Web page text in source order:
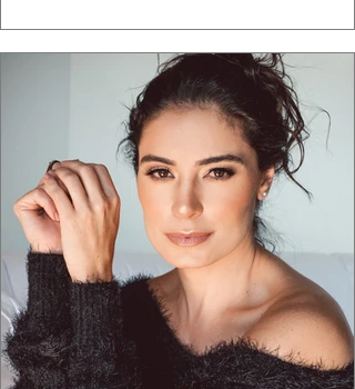
estruturas geométricas, volumes
aquele concreto aparente típico da
arquitetura paulistana em peças de vestir,